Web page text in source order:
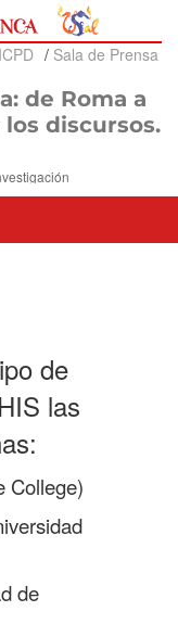
Sala de Prensa
de Roma a
discursos.
de
las
College)
de